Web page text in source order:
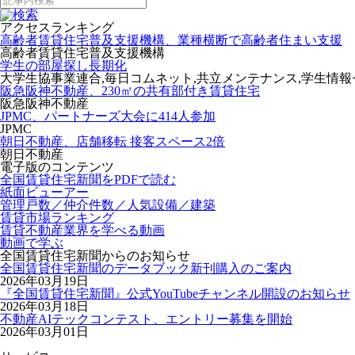
アクセスランキング
高齢者賃貸住宅普及支援機構、業種横断で高齢者住まい支援
高齢者賃貸住宅普及支援機構
学生の部屋探し長期化
大学生協事業連合,毎日コムネット,共立メンテナンス,学生情報
阪急阪神不動産、230㎡の共有部付き賃貸住宅
阪急阪神不動産
JPMC、パートナーズ大会に414人参加
JPMC
朝日不動産、店舗移転 接客スペース2倍
朝日不動産
電子版のコンテンツ
全国賃貸住宅新聞をPDFで読む
紙面ビューアー
管理戸数／仲介件数／人気設備／建築
賃貸市場ランキング
賃貸不動産業界を学べる動画
動画で学ぶ
全国賃貸住宅新聞からのお知らせ
全国賃貸住宅新聞のデータブック新刊購入のご案内
2026年03月19日
『全国賃貸住宅新聞』公式YouTubeチャンネル開設のお知らせ
2026年03月18日
不動産AIテックコンテスト、エントリー募集を開始
2026年03月01日